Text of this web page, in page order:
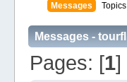
Messages Topics
Messages - tourfl
Pages: [1]